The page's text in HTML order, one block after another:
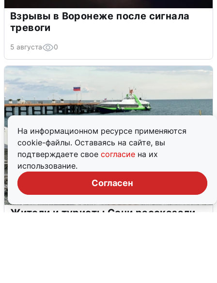
На информационном ресурсе применяются
cookie-файлы. Оставаясь на сайте, вы
подтверждаете свое согласие на их
использование.
Согласен
Взрывы в Воронеже после сигнала
тревоги
5 августа 0
Жители и туристы Сочи рассказали